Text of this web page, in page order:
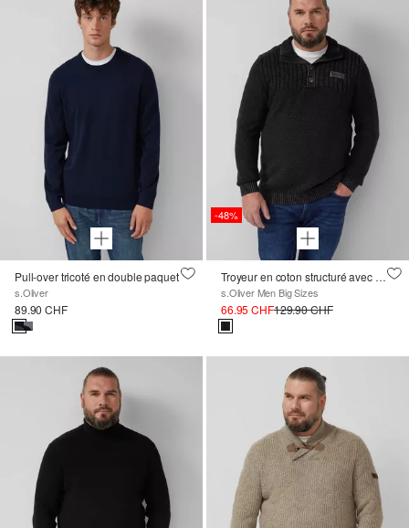
Pull-over tricoté en double paquet
s.Oliver
89.90 CHF
-48%
Troyeur en coton structuré avec garment dye
s.Oliver Men Big Sizes
66.95 CHF129.90 CHF